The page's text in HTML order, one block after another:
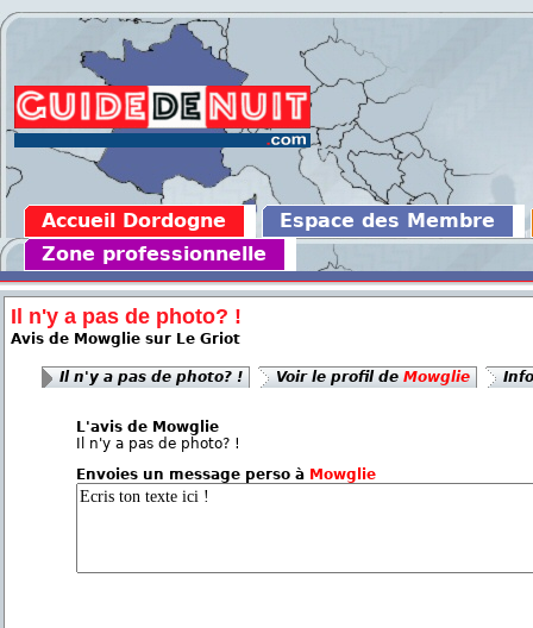
Accueil Dordogne
Espace des Membre
Zone professionnelle
Il n'y a pas de photo? !
Avis de Mowglie sur Le Griot
Il n'y a pas de photo? ! Voir le profil de Mowglie
L'avis de Mowglie
Il n'y a pas de photo? !
Envoies un message perso à Mowglie